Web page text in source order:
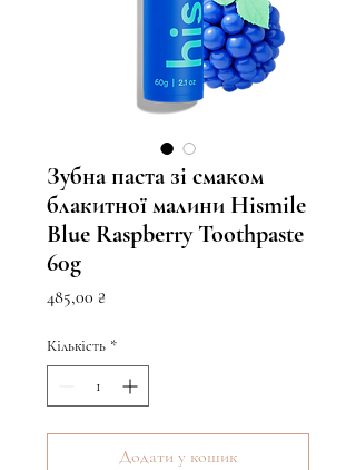
Зубна паста зі смаком
блакитної малини Hismile
Blue Raspberry Toothpaste
60g
485,00 ₴
Кількість *
Додати у кошик